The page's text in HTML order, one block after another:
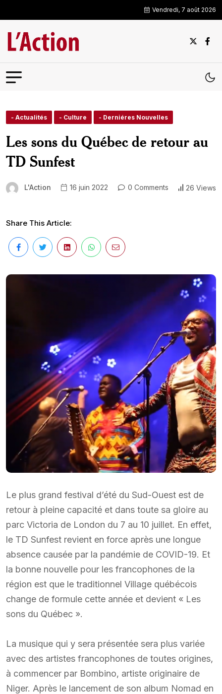
Vendredi, 7 août 2026
- Actualités - Culture - Derniéres Nouvelles
Les sons du Québec de retour au
TD Sunfest
L'Action 16 juin 2022 0 Comments 26 Views
Share This Article:
Le plus grand festival d’été du Sud-Ouest est de
retour à pleine capacité et dans toute sa gloire au
parc Victoria de London du 7 au 10 juillet. En effet,
le TD Sunfest revient en force après une longue
absence causée par la pandémie de COVID-19. Et
la bonne nouvelle pour les francophones de la
région est que le traditionnel Village québécois
change de formule cette année et devient « Les
sons du Québec ».
La musique qui y sera présentée sera plus variée
avec des artistes francophones de toutes origines,
à commencer par Bombino, artiste originaire de
Niger. Après le lancement de son album Nomad en